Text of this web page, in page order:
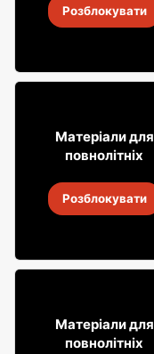
19 серп. 2026
Розблокувати
29
19 серп. 2026
Матеріали для
повнолітніх
Розблокувати
9 99
Матеріали для
повнолітніх